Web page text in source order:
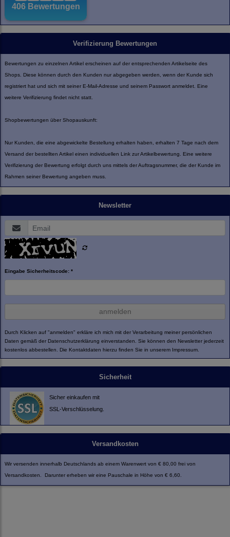
Verifizierung Bewertungen
Bewertungen zu einzelnen Artikel erscheinen auf der entsprechenden Artikelseite des
Shops. Diese können durch den Kunden nur abgegeben werden, wenn der Kunde sich
registriert hat und sich mit seiner E-Mail-Adresse und seinem Passwort anmeldet. Eine
weitere Verifizierung findet nicht statt.
Shopbewertungen über Shopauskunft:
Nur Kunden, die eine abgewickelte Bestellung erhalten haben, erhalten 7 Tage nach dem
Versand der bestellten Artikel einen individuellen Link zur Artikelbewertung. Eine weitere
Verifizierung der Bewertung erfolgt durch uns mittels der Auftragsnummer, die der Kunde im
Rahmen seiner Bewertung angeben muss.
Newsletter
Eingabe Sicherheitscode: *
anmelden
Durch Klicken auf "anmelden" erkläre ich mich mit der Verarbeitung meiner persönlichen
Daten gemäß der Datenschutzerklärung einverstanden. Sie können den Newsletter jederzeit
kostenlos abbestellen. Die Kontaktdaten hierzu finden Sie in unserem Impressum.
Sicherheit
Sicher einkaufen mit
SSL-Verschlüsselung.
Versandkosten
Wir versenden innerhalb Deutschlands ab einem Warenwert von € 80,00 frei von
Versandkosten. Darunter erheben wir eine Pauschale in Höhe von € 6,60.